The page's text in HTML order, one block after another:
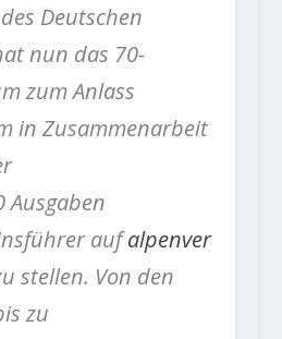
Deutschen
nun das 70-
zum Anlass
in Zusammenarbeit
Ausgaben
aufalpenver
stellen. Von den
zu